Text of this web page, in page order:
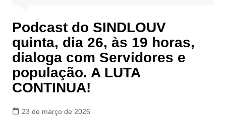
Podcast do SINDLOUV
quinta, dia 26, às 19 horas,
dialoga com Servidores e
população. A LUTA
CONTINUA!
23 de março de 2026